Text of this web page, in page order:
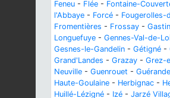
Feneu - Flée - Fontaine-
l'Abbaye - Forcé - Fougerolles-
Fromentières - Frossay -
Longuefuye - Gennes-Val-de-
Gesnes-le-Gandelin - Gétigné -
Grand'Landes - Grazay - Grez-
Neuville - Guenrouet - Guérande
Haute-Goulaine - Herbignac -
Huillé-Lézigné - Izé - Jarzé